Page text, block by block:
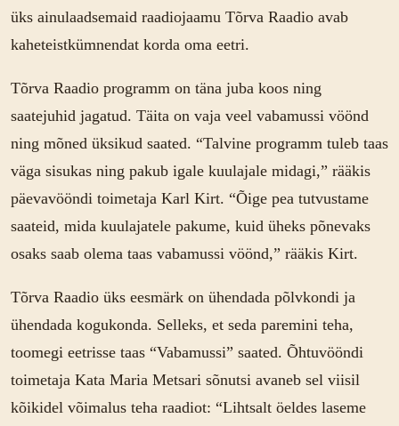
üks ainulaadsemaid raadiojaamu Tõrva Raadio avab
kaheteistkümnendat korda oma eetri.
Tõrva Raadio programm on täna juba koos ning
saatejuhid jagatud. Täita on vaja veel vabamussi vöönd
ning mõned üksikud saated. “Talvine programm tuleb taas
väga sisukas ning pakub igale kuulajale midagi,” rääkis
päevavööndi toimetaja Karl Kirt. “Õige pea tutvustame
saateid, mida kuulajatele pakume, kuid üheks põnevaks
osaks saab olema taas vabamussi vöönd,” rääkis Kirt.
Tõrva Raadio üks eesmärk on ühendada põlvkondi ja
ühendada kogukonda. Selleks, et seda paremini teha,
toomegi eetrisse taas “Vabamussi” saated. Õhtuvööndi
toimetaja Kata Maria Metsari sõnutsi avaneb sel viisil
kõikidel võimalus teha raadiot: “Lihtsalt öeldes laseme